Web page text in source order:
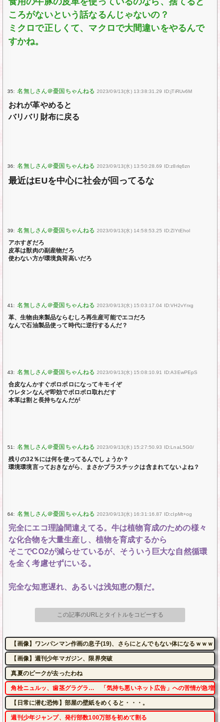
ころがないという話なるんじゃないの？
ミクロで正しくて、マクロで大間違いをやるんで
すかね。
35: 2023/09/13(水) 13:38:31.29 ID:jTiRUv6M
おれが革やめると
バリバリ財布に戻る
36: 2023/09/13(水) 13:50:28.69 ID:z8rlq6zn
最近はEUを中心に社会が回ってるな
39: 2023/09/13(水) 14:58:53.25 ID:ZlYtEhol
アホすぎだろ
皮革は獣肉の副産物だろ
使わない方が環境負荷高いだろ
41: 2023/09/13(水) 15:03:17.04 ID:VH2vYrxg
革、生物由来製品ならむしろ再生産可能でエコだろ
なんで石油製品使って時代に逆行するんだ？
43: 2023/09/13(水) 15:08:10.91 ID:A3EwPEpS
合皮なんかすぐボロボロになってキモイぞ
ウレタンなんぞ即効でボロボロ取れだす
本革は割と長持ちなんだが
51: 2023/09/13(水) 15:27:50.93 ID:LnaL5G0/
残りの32％には何を使ってるんでしょうか？
環境環境言っておきながら、まさかプラスチックは含まれてないよね？
64: 2023/09/13(水) 16:31:16.87 ID:cIpMt+og
完全にエコ理論間違えてる。牛は植物育成のための様々
な化合物を大量生産し、植物を育成するから
そこでCO2が減らせているが、そういう巨大な自然循環
を全く考慮せずにいる。
完全な知恵遅れ、あるいは浅知恵の類だ。
この記事のURLとタイトルをコピーする
【画像】ワンパンマン作画の息子(19)、さらにとんでもない体になるｗｗｗｗ
【画像】週刊少年マガジン、限界突破
真夏のピークが去ったわね
角栓ニュルッ、歯茎グラグラ… 「気持ち悪いネット広告」への苦情が急増
【日常に潜む恐怖】部屋の壁紙をめくると・・・。
週刊少年ジャンプ、発行部数100万部を初めて割る